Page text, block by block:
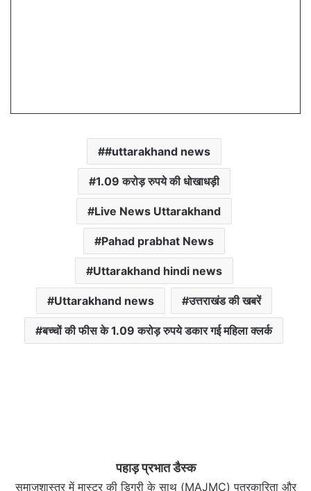
#uttarakhand news
1.09 करोड़ रुपये की धोखाधड़ी
Live News Uttarakhand
Pahad prabhat News
Uttarakhand hindi news
Uttarakhand news उत्तराखंड की खबरें
बच्चों की फीस के 1.09 करोड़ रुपये डकार गई महिला क्लर्क
पहाड़ प्रभात डैस्क
समाजशास्त्र में मास्टर की डिग्री के साथ (MAJMC) पत्रकारिता और